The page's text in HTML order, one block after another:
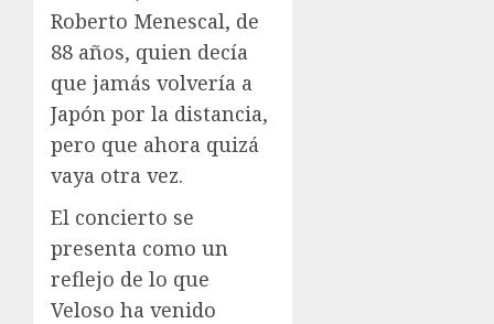
Roberto Menescal, de
88 años, quien decía
que jamás volvería a
Japón por la distancia,
pero que ahora quizá
vaya otra vez.
El concierto se
presenta como un
reflejo de lo que
Veloso ha venido